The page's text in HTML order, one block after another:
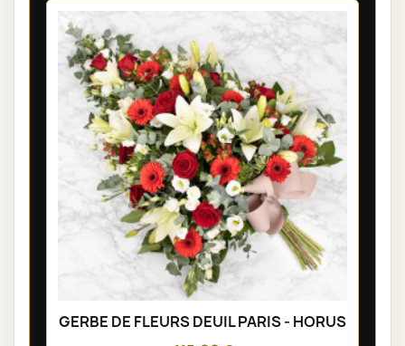
GERBE DE FLEURS DEUIL PARIS - HORUS